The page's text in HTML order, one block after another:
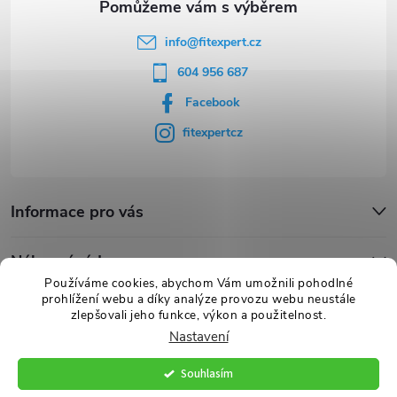
Používáme cookies, abychom Vám umožnili pohodlné
prohlížení webu a díky analýze provozu webu neustále
zlepšovali jeho funkce, výkon a použitelnost.
Nastavení
Souhlasím
info@fitexpert.cz
604 956 687
Facebook
fitexpertcz
Informace pro vás
Nákupní rádce
Novinky
FITexpert.cz. Všechna práva vyhrazena.